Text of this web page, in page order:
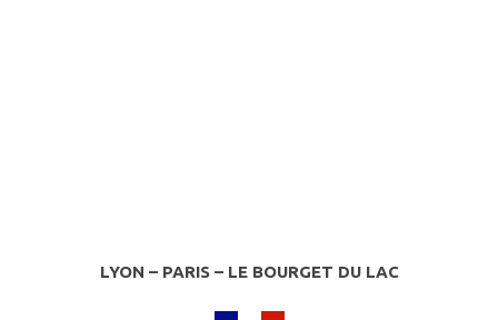
LYON – PARIS – LE BOURGET DU LAC